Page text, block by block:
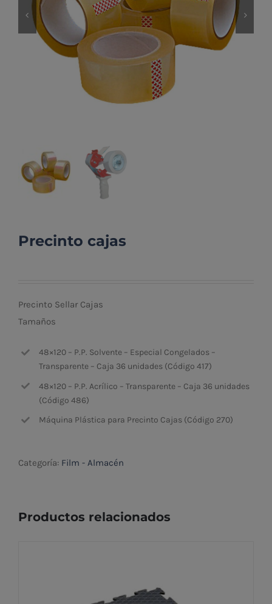
Precinto cajas
Precinto Sellar Cajas
Tamaños
48×120 – P.P. Solvente – Especial Congelados –
Transparente – Caja 36 unidades (Código 417)
48×120 – P.P. Acrílico – Transparente – Caja 36 unidades
(Código 486)
Máquina Plástica para Precinto Cajas (Código 270)
Categoría: Film - Almacén
Productos relacionados